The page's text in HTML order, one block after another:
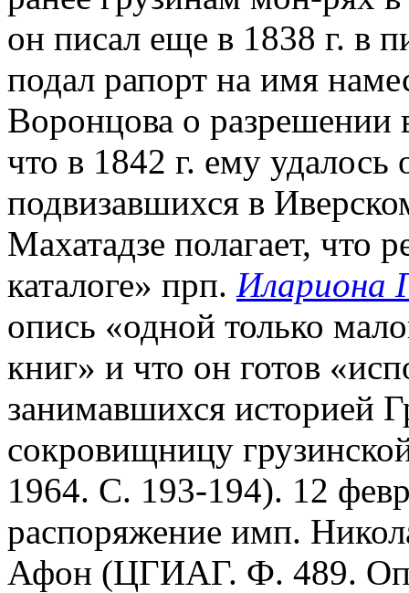
он писал еще в 1838 г. в
подал рапорт на имя
Воронцова о
что в 1842 г. ему удалось
подвизавшихся в
Махатадзе полагает, что
каталоге» прп. Илариона
опись «одной только
книг» и что он готов
занимавшихся историей
сокровищницу
1964. С. 193-194). 12
распоряжение имп.
Афон (ЦГИАГ. Ф. 489.